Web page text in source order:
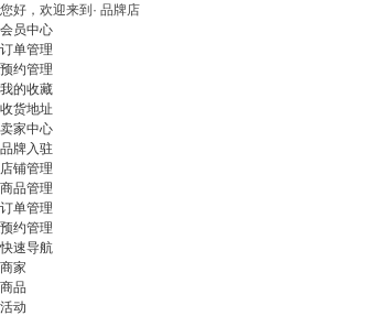
您好，欢迎来到· 品牌店
会员中心
订单管理
预约管理
我的收藏
收货地址
卖家中心
品牌入驻
店铺管理
商品管理
订单管理
预约管理
快速导航
商家
商品
活动